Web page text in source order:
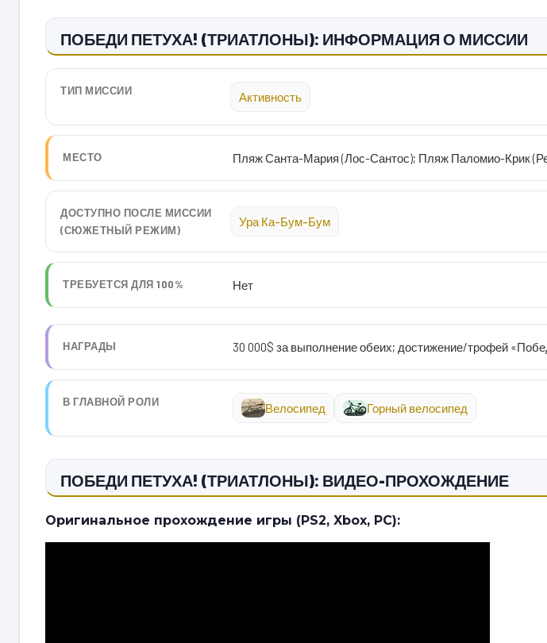
ПОБЕДИ ПЕТУХА! (ТРИАТЛОНЫ): ИНФОРМАЦИЯ О МИССИИ
ТИП МИССИИ Активность
МЕСТО Пляж Санта-Мария (Лос-Сантос); Пляж Паломио-Крик
ДОСТУПНО ПОСЛЕ МИССИИ
(СЮЖЕТНЫЙ РЕЖИМ)
Ура Ка-Бум-Бум
ТРЕБУЕТСЯ ДЛЯ 100% Нет
НАГРАДЫ 30 000$ за выполнение обеих; достижение/трофей
В ГЛАВНОЙ РОЛИ Велосипед Горный велосипед
ПОБЕДИ ПЕТУХА! (ТРИАТЛОНЫ): ВИДЕО-ПРОХОЖДЕНИЕ
Оригинальное прохождение игры (PS2, Xbox, PC):